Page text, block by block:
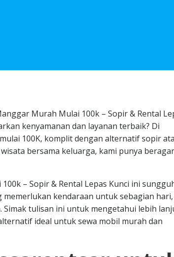
Murah Mulai 100k – Sopir & Rental
kenyamanan dan layanan terbaik? Di
100K, komplit dengan alternatif sopir
bersama keluarga, kami punya
– Sopir & Rental Lepas Kunci ini
kendaraan untuk sebagian hari,
tulisan ini untuk mengetahui lebih
ideal untuk sewa mobil murah dan